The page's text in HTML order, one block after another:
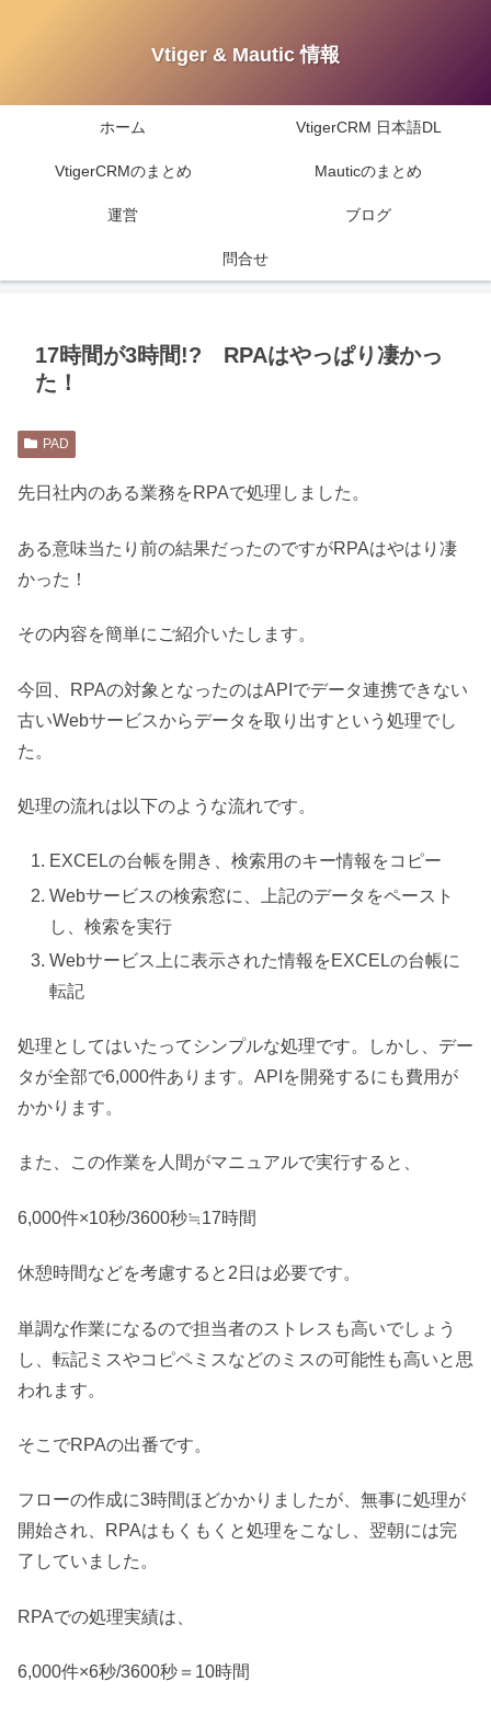
Vtiger & Mautic 情報
ホーム VtigerCRM 日本語DL
VtigerCRMのまとめ Mauticのまとめ
運営 ブログ
問合せ
17時間が3時間!? RPAはやっぱり凄かっ
た！
PAD
先日社内のある業務をRPAで処理しました。
ある意味当たり前の結果だったのですがRPAはやはり凄
かった！
その内容を簡単にご紹介いたします。
今回、RPAの対象となったのはAPIでデータ連携できない
古いWebサービスからデータを取り出すという処理でし
た。
処理の流れは以下のような流れです。
EXCELの台帳を開き、検索用のキー情報をコピー
Webサービスの検索窓に、上記のデータをペースト
し、検索を実行
Webサービス上に表示された情報をEXCELの台帳に
転記
処理としてはいたってシンプルな処理です。しかし、デー
タが全部で6,000件あります。APIを開発するにも費用が
かかります。
また、この作業を人間がマニュアルで実行すると、
6,000件×10秒/3600秒≒17時間
休憩時間などを考慮すると2日は必要です。
単調な作業になるので担当者のストレスも高いでしょう
し、転記ミスやコピペミスなどのミスの可能性も高いと思
われます。
そこでRPAの出番です。
フローの作成に3時間ほどかかりましたが、無事に処理が
開始され、RPAはもくもくと処理をこなし、翌朝には完
了していました。
RPAでの処理実績は、
6,000件×6秒/3600秒＝10時間